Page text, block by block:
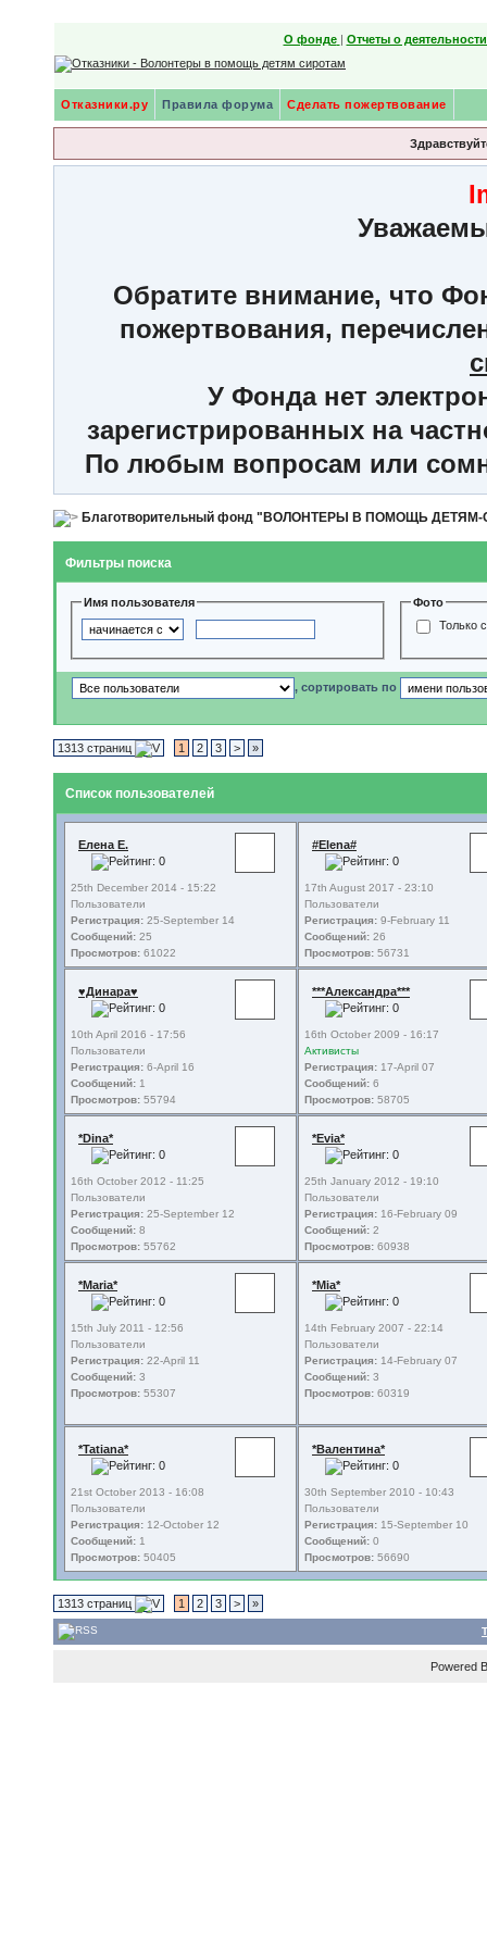
О фонде | Отчеты о
Отказники.ру Правила форума Сделать пожертвование
Обратите внимание, что
пожертвования,
У Фонда нет
зарегистрированных на
По любым вопросам или
Благотворительный фонд "ВОЛОНТЕРЫ В ПОМОЩЬ
Фильтры поиска
Имя пользователя
Фото
Только
, сортировать по
1313 страниц 1 2 3 > »
Список пользователей
Елена Е.
25th December 2014 - 15:22
Пользователи
Регистрация: 25-September 14
Сообщений: 25
Просмотров: 61022
#Elena#
17th August 2017 - 23:10
Пользователи
Регистрация: 9-February 11
Сообщений: 26
Просмотров: 56731
♥Динара♥
10th April 2016 - 17:56
Пользователи
Регистрация: 6-April 16
Сообщений: 1
Просмотров: 55794
***Александра***
16th October 2009 - 16:17
Активисты
Регистрация: 17-April 07
Сообщений: 6
Просмотров: 58705
*Dina*
16th October 2012 - 11:25
Пользователи
Регистрация: 25-September 12
Сообщений: 8
Просмотров: 55762
*Evia*
25th January 2012 - 19:10
Пользователи
Регистрация: 16-February 09
Сообщений: 2
Просмотров: 60938
*Maria*
15th July 2011 - 12:56
Пользователи
Регистрация: 22-April 11
Сообщений: 3
Просмотров: 55307
*Mia*
14th February 2007 - 22:14
Пользователи
Регистрация: 14-February 07
Сообщений: 3
Просмотров: 60319
*Tatiana*
21st October 2013 - 16:08
Пользователи
Регистрация: 12-October 12
Сообщений: 1
Просмотров: 50405
*Валентина*
30th September 2010 - 10:43
Пользователи
Регистрация: 15-September 10
Сообщений: 0
Просмотров: 56690
1313 страниц 1 2 3 > »
Powered